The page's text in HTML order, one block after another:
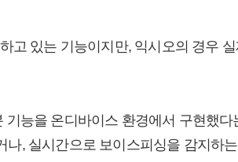
고 있는 기능이지만, 익시오의 경우
능을 온디바이스 환경에서 구현했다
, 실시간으로 보이스피싱을 감지하